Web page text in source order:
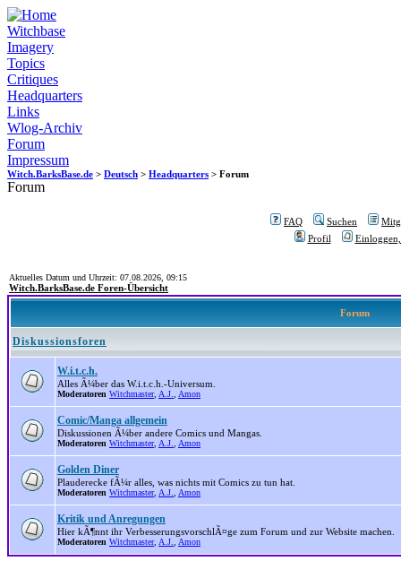
Witchbase
Imagery
Topics
Critiques
Headquarters
Links
Wlog-Archiv
Forum
Impressum
Witch.BarksBase.de > Deutsch > Headquarters > Forum
Forum
FAQ Suchen
Profil
Aktuelles Datum und Uhrzeit: 07.08.2026, 09:15
Witch.BarksBase.de Foren-Übersicht
Forum
Diskussionsforen
W.i.t.c.h.
Alles Ã¼ber das W.i.t.c.h.-Universum.
Moderatoren Witchmaster, A.J. Amon
Comic/Manga allgemein
Diskussionen Ã¼ber andere Comics und Mangas.
Moderatoren Witchmaster, A.J. Amon
Golden Diner
Plauderecke fÃ¼r alles, was nichts mit Comics zu tun hat.
Moderatoren Witchmaster, A.J. Amon
Kritik und Anregungen
Hier kÃ¶nnt ihr VerbesserungsvorschlÃ¤ge zum Forum und zur Website machen.
Moderatoren Witchmaster, A.J. Amon